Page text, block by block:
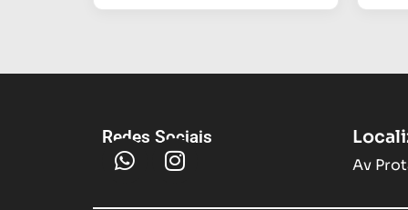
Redes Sociais
Av